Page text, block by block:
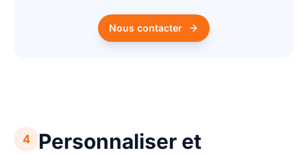
Nous contacter
4
Personnaliser et